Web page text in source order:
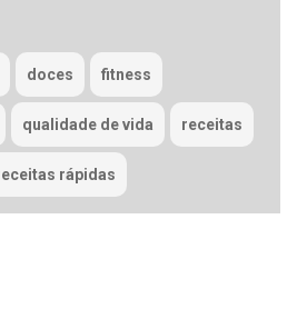
doces fitness
qualidade de vida receitas
rápidas